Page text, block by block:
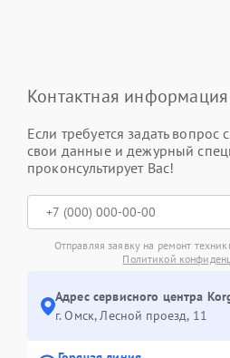
Контактная информация
Если требуется задать вопрос
свои данные и дежурный
проконсультирует Вас!
Отправляя заявку на ремонт
Политикой
Адрес сервисного центра
г. Омск, ​Лесной проезд, 11